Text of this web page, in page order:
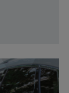
adapter son